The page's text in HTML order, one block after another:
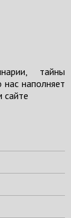
тайны
наполняет
сайте